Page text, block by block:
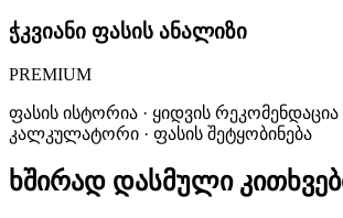
ჭკვიანი ფასის ანალიზი
PREMIUM
ფასის ისტორია · ყიდვის რეკომენდაცია
კალკულატორი · ფასის შეტყობინება
ხშირად დასმული